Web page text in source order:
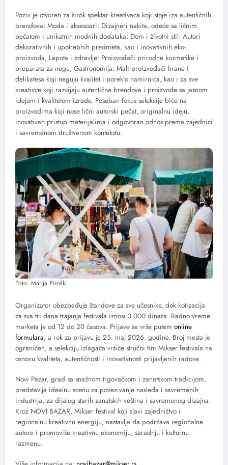
Poziv je otvoren za širok spektar kreativaca koji stoje iza autentičnih
brendova: Moda i aksesoari: Dizajneri nakita, odeće sa ličnim
pečatom i unikatnih modnih dodataka; Dom i životni stil: Autori
dekorativnih i upotrebnih predmeta, kao i inovativnih eko-
proizvoda, Lepota i zdravlje: Proizvođači prirodne kozmetike i
preparata za negu; Gastronomija: Mali proizvođači hrane i
delikatesa koji neguju kvalitet i poreklo namirnica, kao i za sve
kreativce koji razvijaju autentične brendove i proizvode sa jasnom
idejom i kvalitetom izrade. Poseban fokus selekcije biće na
proizvodima koji nose lični autorski pečat, originalnu ideju,
inovativan pristup materijalima i odgovoran odnos prema zajednici
i savremenom društvenom kontekstu.
Foto: Marija Piroški
Organizator obezbeđuje štandove za sve učesnike, dok kotizacija
za sva tri dana trajanja festivala iznosi 3.000 dinara. Radno vreme
marketa je od 12 do 20 časova. Prijave se vrše putem online
formulara, a rok za prijavu je 25. maj 2026. godine. Broj mesta je
ograničen, a selekciju izlagača vršiće stručni tim Mikser festivala na
osnovu kvaliteta, autentičnosti i inovativnosti prijavljenih radova.
Novi Pazar, grad sa snažnom trgovačkom i zanatskom tradicijom,
predstavlja idealnu scenu za povezivanje nasleđa i savremenih
industrija, za dijalog starih zanatskih veština i savremenog dizajna.
Kroz NOVI BAZAR, Mikser festival koji slavi zajedništvo i
regionalnu kreativnu energiju, nastavlja da podržava regionalne
autore i promoviše kreativnu ekonomiju, saradnju i kulturnu
razmenu.